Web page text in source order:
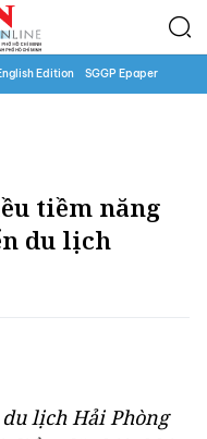
Edition SGGP Epaper
tiềm năng
du lịch
lịch Hải Phòng